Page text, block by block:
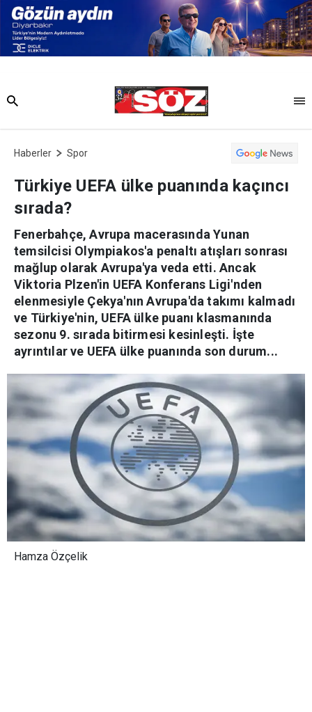
Haberler Spor
Türkiye UEFA ülke puanında kaçıncı
sırada?
Fenerbahçe, Avrupa macerasında Yunan
temsilcisi Olympiakos'a penaltı atışları sonrası
mağlup olarak Avrupa'ya veda etti. Ancak
Viktoria Plzen'in UEFA Konferans Ligi'nden
elenmesiyle Çekya'nın Avrupa'da takımı kalmadı
ve Türkiye'nin, UEFA ülke puanı klasmanında
sezonu 9. sırada bitirmesi kesinleşti. İşte
ayrıntılar ve UEFA ülke puanında son durum...
Hamza Özçelik